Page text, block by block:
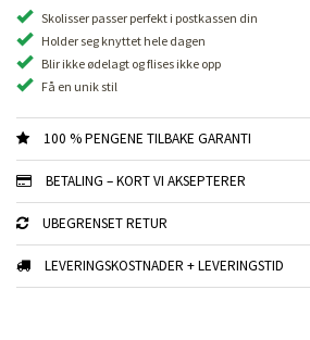
Skolisser passer perfekt i postkassen din
Holder seg knyttet hele dagen
Blir ikke ødelagt og flises ikke opp
Få en unik stil
100 % PENGENE TILBAKE GARANTI
BETALING – KORT VI AKSEPTERER
UBEGRENSET RETUR
LEVERINGSKOSTNADER + LEVERINGSTID